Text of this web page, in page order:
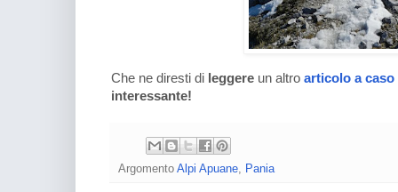
Che ne diresti di leggere un altro articolo a caso
interessante!
Argomento Alpi Apuane Pania